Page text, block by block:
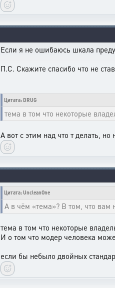
Если я не ошибаюсь шкала
П.С. Скажите спасибо что не
Цитата: DRUG
тема в том что некоторые
А вот с этим над что т делать, но
Цитата: UncleanOne
А в чём «тема»? В том, что вам
тема в том что некоторые
И о том что модер человека
если бы небыло двойных